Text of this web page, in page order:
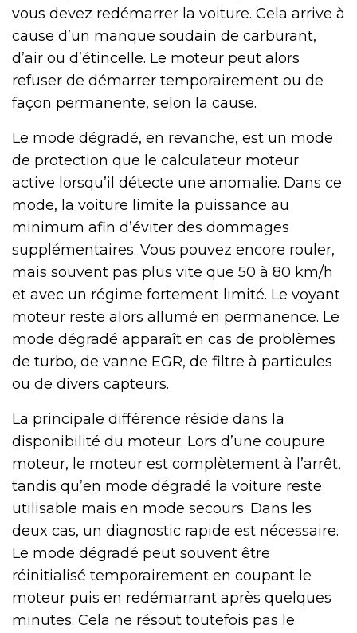
vous devez redémarrer la voiture. Cela arrive à
cause d’un manque soudain de carburant,
d’air ou d’étincelle. Le moteur peut alors
refuser de démarrer temporairement ou de
façon permanente, selon la cause.
Le mode dégradé, en revanche, est un mode
de protection que le calculateur moteur
active lorsqu’il détecte une anomalie. Dans ce
mode, la voiture limite la puissance au
minimum afin d’éviter des dommages
supplémentaires. Vous pouvez encore rouler,
mais souvent pas plus vite que 50 à 80 km/h
et avec un régime fortement limité. Le voyant
moteur reste alors allumé en permanence. Le
mode dégradé apparaît en cas de problèmes
de turbo, de vanne EGR, de filtre à particules
ou de divers capteurs.
La principale différence réside dans la
disponibilité du moteur. Lors d’une coupure
moteur, le moteur est complètement à l’arrêt,
tandis qu’en mode dégradé la voiture reste
utilisable mais en mode secours. Dans les
deux cas, un diagnostic rapide est nécessaire.
Le mode dégradé peut souvent être
réinitialisé temporairement en coupant le
moteur puis en redémarrant après quelques
minutes. Cela ne résout toutefois pas le